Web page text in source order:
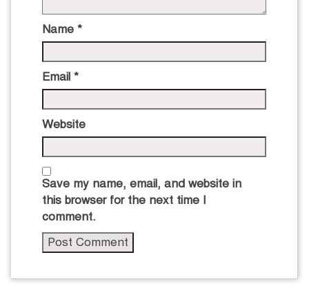
Name *
Email *
Website
Save my name, email, and website in
this browser for the next time I
comment.